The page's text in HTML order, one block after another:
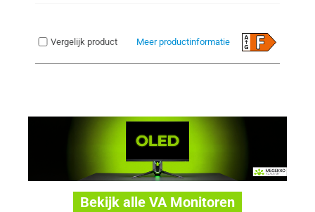
Vergelijk product Meer productinformatie
Bekijk alle VA Monitoren